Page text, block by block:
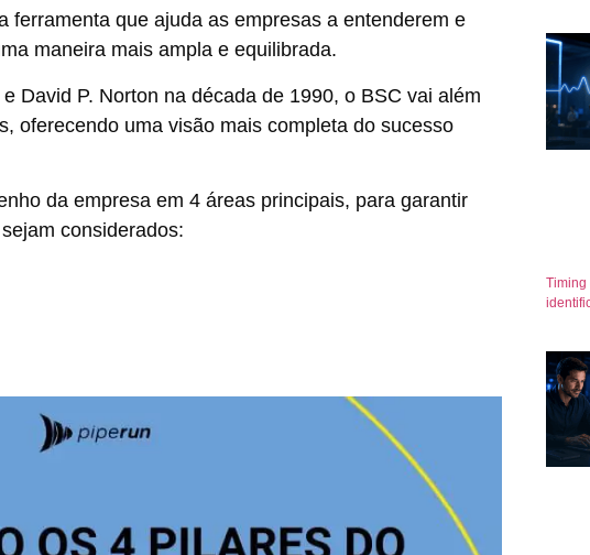
ferramenta que ajuda as empresas a entenderem e
maneira mais ampla e equilibrada.
David P. Norton na década de 1990, o BSC vai além
oferecendo uma visão mais completa do sucesso
da empresa em 4 áreas principais, para garantir
considerados:
Timing